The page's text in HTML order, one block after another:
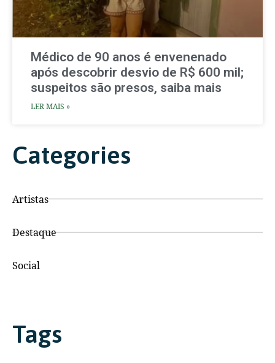
Médico de 90 anos é envenenado
após descobrir desvio de R$ 600 mil;
suspeitos são presos, saiba mais
LER MAIS »
Categories
Artistas
Destaque
Social
Tags